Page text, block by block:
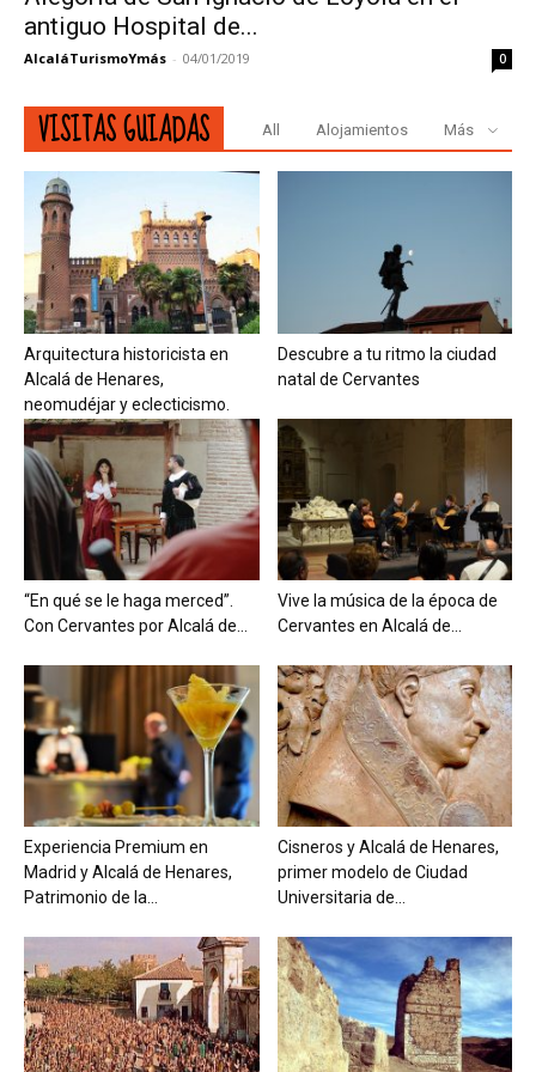
antiguo Hospital de...
AlcaláTurismoYmás - 04/01/2019 0
VISITAS GUIADAS All Alojamientos Más
Arquitectura historicista en
Alcalá de Henares,
neomudéjar y eclecticismo.
Descubre a tu ritmo la ciudad
natal de Cervantes
“En qué se le haga merced”.
Con Cervantes por Alcalá de...
Vive la música de la época de
Cervantes en Alcalá de...
Experiencia Premium en
Madrid y Alcalá de Henares,
Patrimonio de la...
Cisneros y Alcalá de Henares,
primer modelo de Ciudad
Universitaria de...